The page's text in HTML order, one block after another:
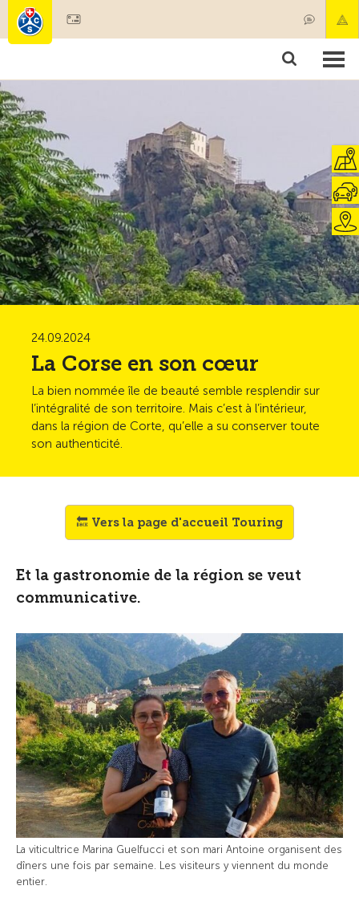
Membres & prestations
Tests, sécurité & santé
24.09.2024
La Corse en son cœur
La bien nommée île de beauté semble resplendir sur
l’intégralité de son territoire. Mais c’est à ­l’intérieur,
dans la région de Corte, qu’elle a su conserver toute
son authenticité.
🔙 Vers la page d'accueil Touring
Et la gastronomie de la région se veut
communicative.
La viticultrice Marina ­Guel­fucci et son mari Antoine organisent des
dîners une fois par semaine. Les visiteurs y viennent du monde
entier.